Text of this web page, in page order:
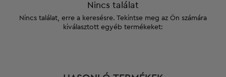
Nincs találat
Nincs találat, erre a keresésre. Tekintse meg az Ön számára
kiválasztott egyéb termékeket: